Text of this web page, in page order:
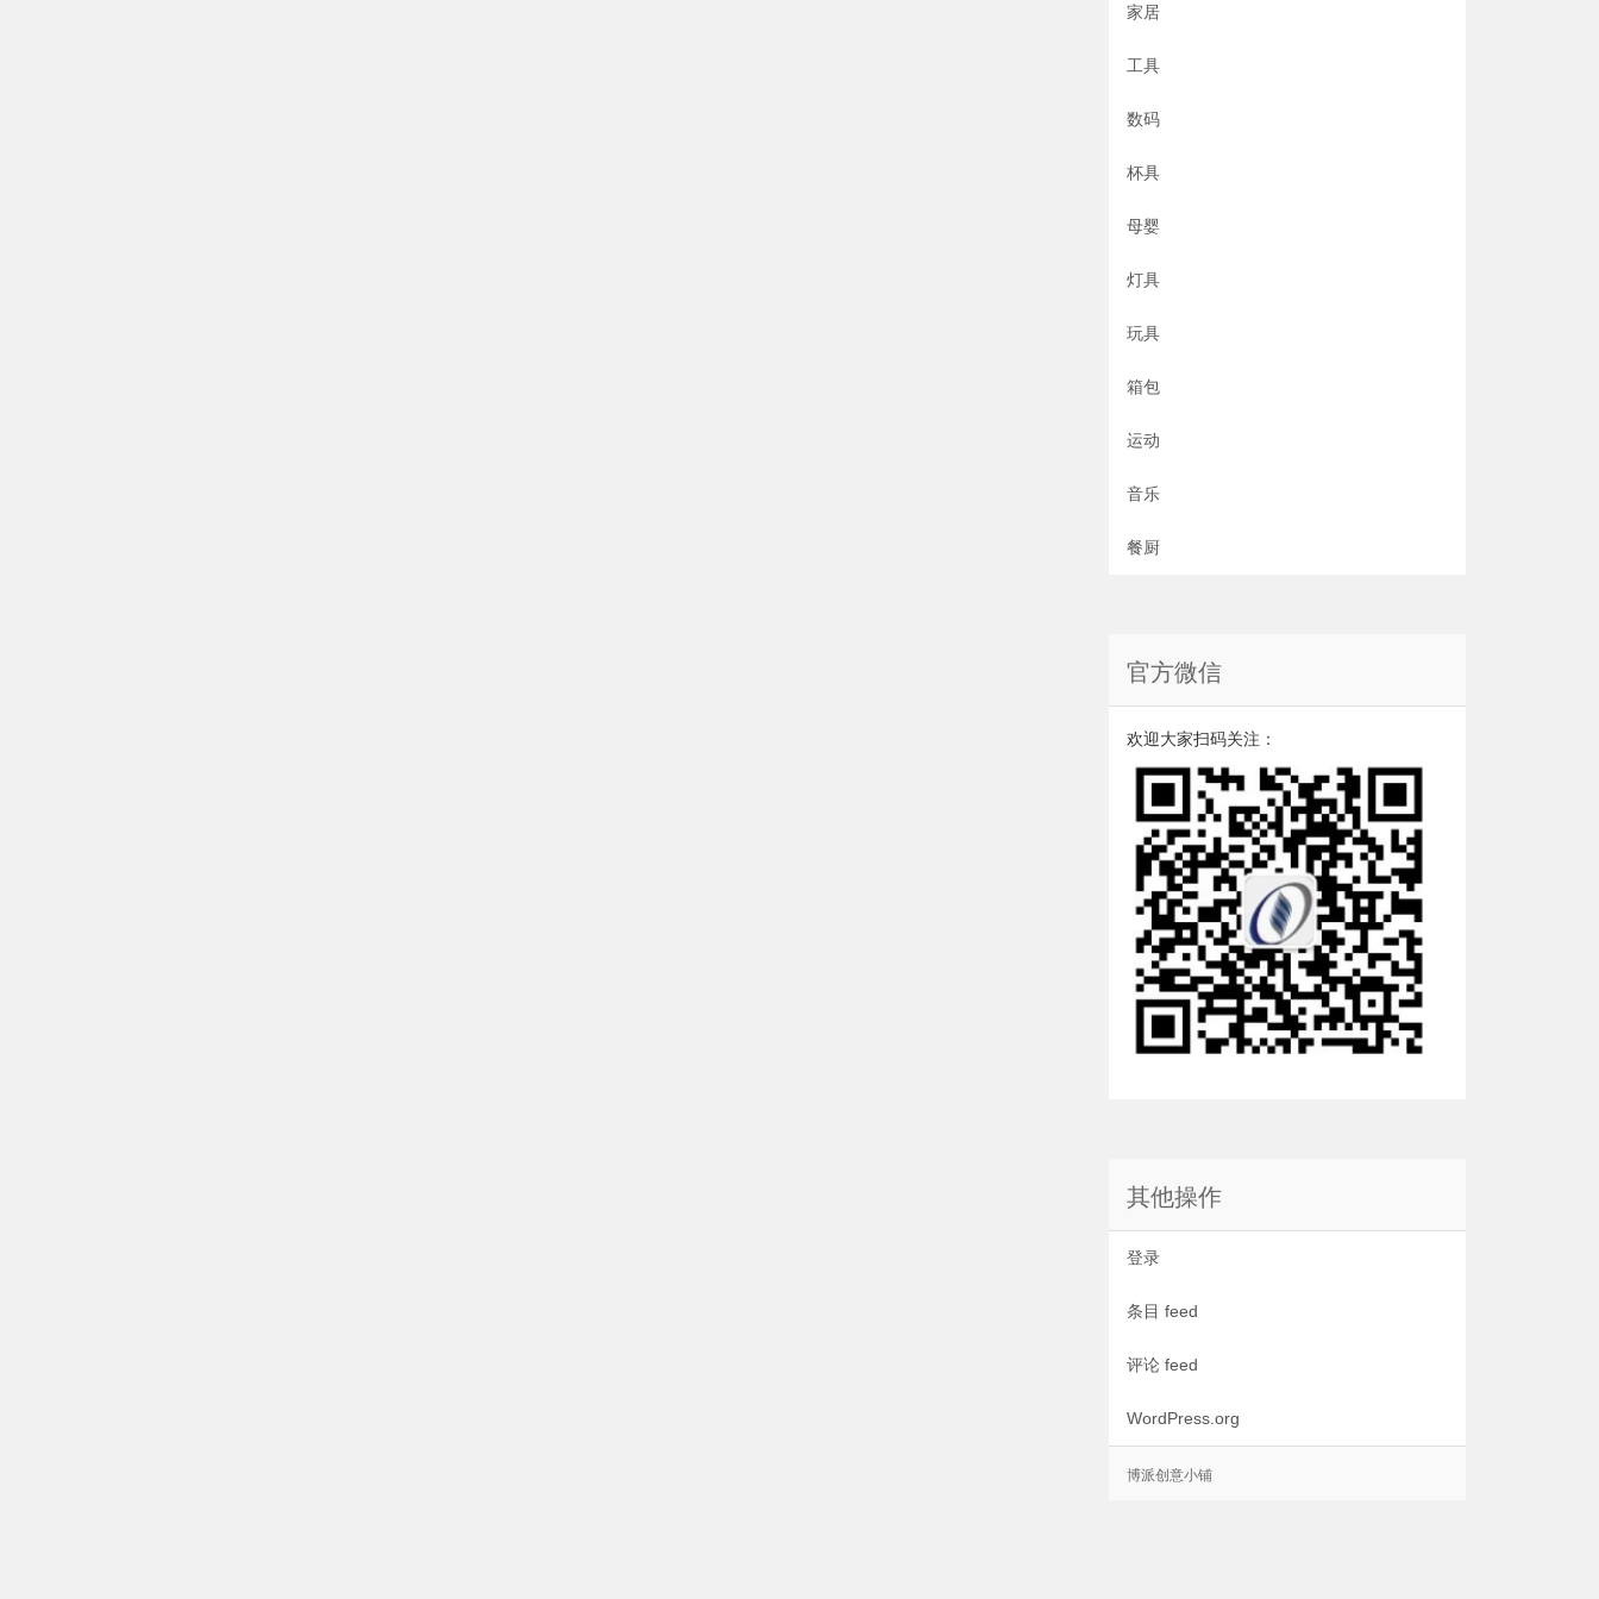
家居
工具
数码
杯具
母婴
灯具
玩具
箱包
运动
音乐
餐厨
官方微信
欢迎大家扫码关注：
其他操作
登录
条目 feed
评论 feed
WordPress.org